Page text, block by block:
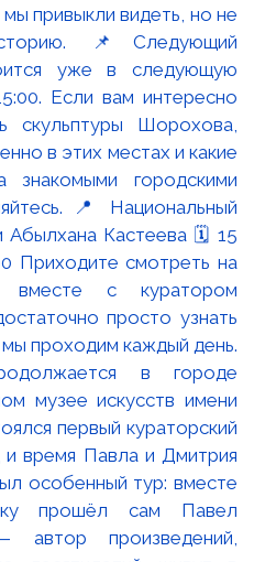
в городе
музее искусств имени
первый кураторский
время Павла и Дмитрия
особенный тур: вместе
прошёл сам Павел
произведений,